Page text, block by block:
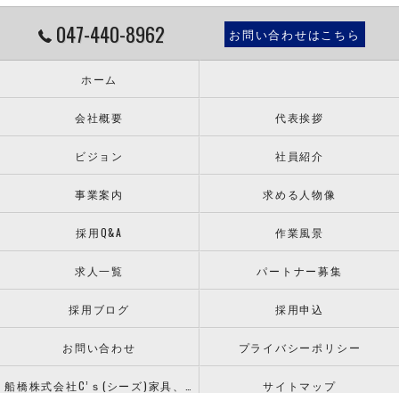
047-440-8962 お問い合わせはこちら
ホーム
会社概要 代表挨拶
ビジョン 社員紹介
事業案内 求める人物像
採用Q&A 作業風景
求人一覧 パートナー募集
採用ブログ 採用申込
お問い合わせ プライバシーポリシー
サイトマップ